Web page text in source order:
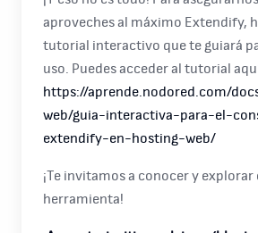
aproveches al máximo Extendify,
tutorial interactivo que te guiará
uso. Puedes acceder al tutorial
https://aprende.nodored.com/
web/guia-interactiva-para-el-
extendify-en-hosting-web/
¡Te invitamos a conocer y explorar
herramienta!